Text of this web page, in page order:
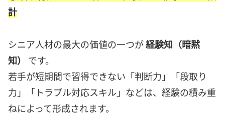
計
シニア人材の最大の価値の一つが経験知（暗黙
知）
です。
若手が短期間で習得できない「判断力」「段取り
力」「トラブル対応スキル」などは、経験の積み重
ねによって形成されます。